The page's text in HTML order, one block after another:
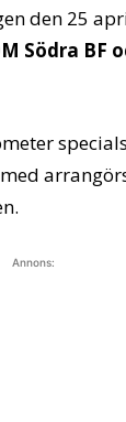
den 25
Södra BF
Annons: